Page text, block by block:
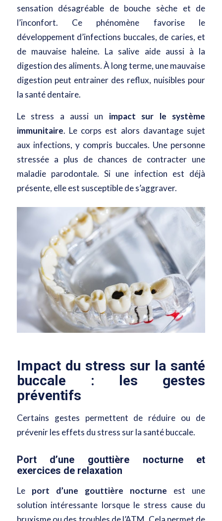
sensation désagréable de bouche sèche et de
l’inconfort. Ce phénomène favorise le
développement d’infections buccales, de caries, et
de mauvaise haleine. La salive aide aussi à la
digestion des aliments. À long terme, une mauvaise
digestion peut entrainer des reflux, nuisibles pour
la santé dentaire.
Le stress a aussi un impact sur le système
immunitaire. Le corps est alors davantage sujet
aux infections, y compris buccales. Une personne
stressée a plus de chances de contracter une
maladie parodontale. Si une infection est déjà
présente, elle est susceptible de s’aggraver.
Impact du stress sur la santé
buccale : les gestes
préventifs
Certains gestes permettent de réduire ou de
prévenir les effets du stress sur la santé buccale.
Port d’une gouttière nocturne et
exercices de relaxation
Le port d’une gouttière nocturne est une
solution intéressante lorsque le stress cause du